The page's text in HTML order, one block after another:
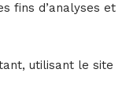
fins d’analyses et
utilisant le site